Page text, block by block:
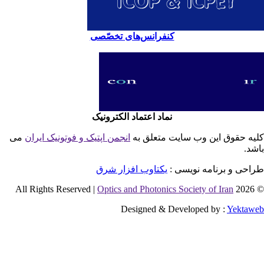
کنفرانس‌های تخصّصی
نماد اعتماد الکترونیک
حقوق این وب سایت متعلق بهانجمن اپتیک و فوتونیک ایران می
و برنامه نویسی : یکتاوب افزار شرق
©
Optics and Photonics Society of Iran
Designed & Developed by :